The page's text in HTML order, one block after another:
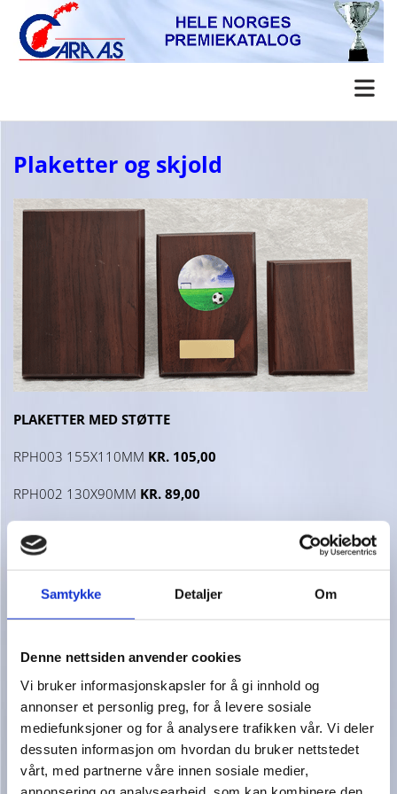
Samtykke Detaljer Om
Denne nettsiden anvender cookies
Vi bruker informasjonskapsler for å gi innhold og
annonser et personlig preg, for å levere sosiale
mediefunksjoner og for å analysere trafikken vår. Vi deler
dessuten informasjon om hvordan du bruker nettstedet
vårt, med partnerne våre innen sosiale medier,
Plaketter og skjold
PLAKETTER MED STØTTE
RPH003 155X110MM KR. 105,00
RPH002 130X90MM KR. 89,00
RPH001 105X78MM